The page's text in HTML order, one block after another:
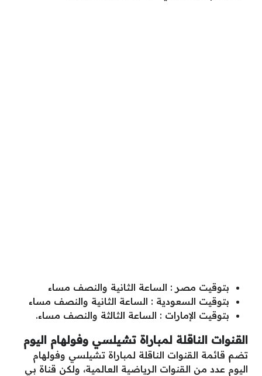
بتوقيت مصر : الساعة الثانية والنصف مساء
بتوقيت السعودية : الساعة الثانية والنصف مساء
بتوقيت الإمارات : الساعة الثالثة والنصف مساء.
القنوات الناقلة لمباراة تشيلسي وفولهام اليوم
تضم قائمة القنوات الناقلة لمباراة تشيلسي وفولهام
اليوم عدد من القنوات الرياضية العالمية، ولكن قناة بي